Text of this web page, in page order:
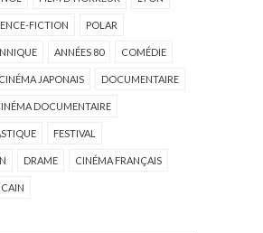
FICTION POLAR
ANNÉES 80 COMÉDIE
CINÉMA JAPONAIS DOCUMENTAIRE
DOCUMENTAIRE
FESTIVAL
DRAME CINÉMA FRANÇAIS